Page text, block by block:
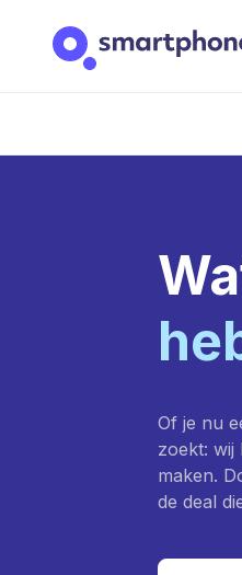
Of je nu
zoekt: wij
maken.
de deal